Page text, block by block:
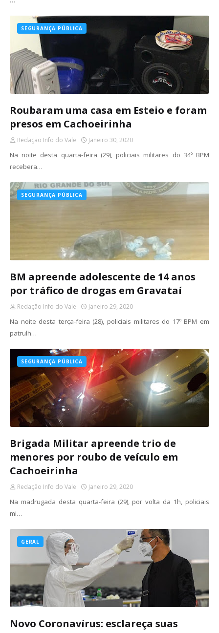
SEGURANÇA PÚBLICA
Roubaram uma casa em Esteio e foram
presos em Cachoeirinha
Redação Info do Vale Janeiro 30, 2020
Na noite desta quarta-feira (29), policiais militares do 34º BPM
recebera…
SEGURANÇA PÚBLICA
BM apreende adolescente de 14 anos
por tráfico de drogas em Gravataí
Redação Info do Vale Janeiro 29, 2020
Na noite desta terça-feira (28), policiais militares do 17º BPM em
patrulh…
SEGURANÇA PÚBLICA
Brigada Militar apreende trio de
menores por roubo de veículo em
Cachoeirinha
Redação Info do Vale Janeiro 29, 2020
Na madrugada desta quarta-feira (29), por volta da 1h, policiais
mi…
GERAL
Novo Coronavírus: esclareça suas